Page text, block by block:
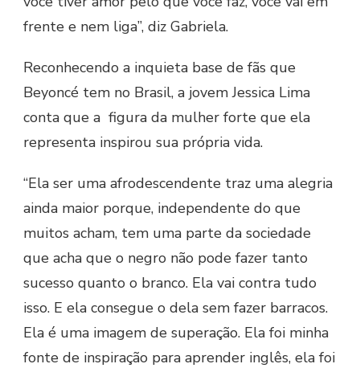
frente e nem liga”, diz Gabriela.
Reconhecendo a inquieta base de fãs que
Beyoncé tem no Brasil, a jovem Jessica Lima
conta que a figura da mulher forte que ela
representa inspirou sua própria vida.
“Ela ser uma afrodescendente traz uma alegria
ainda maior porque, independente do que
muitos acham, tem uma parte da sociedade
que acha que o negro não pode fazer tanto
sucesso quanto o branco. Ela vai contra tudo
isso. E ela consegue o dela sem fazer barracos.
Ela é uma imagem de superação. Ela foi minha
fonte de inspiração para aprender inglês, ela foi